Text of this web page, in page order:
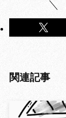
関連記事